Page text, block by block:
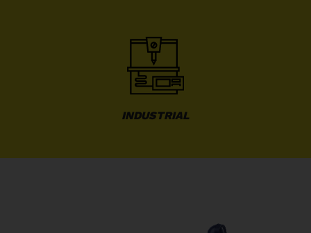
INDUSTRIAL